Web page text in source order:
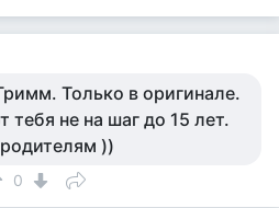
Только в оригинале.
тебя не на шаг до 15 лет.
))
0